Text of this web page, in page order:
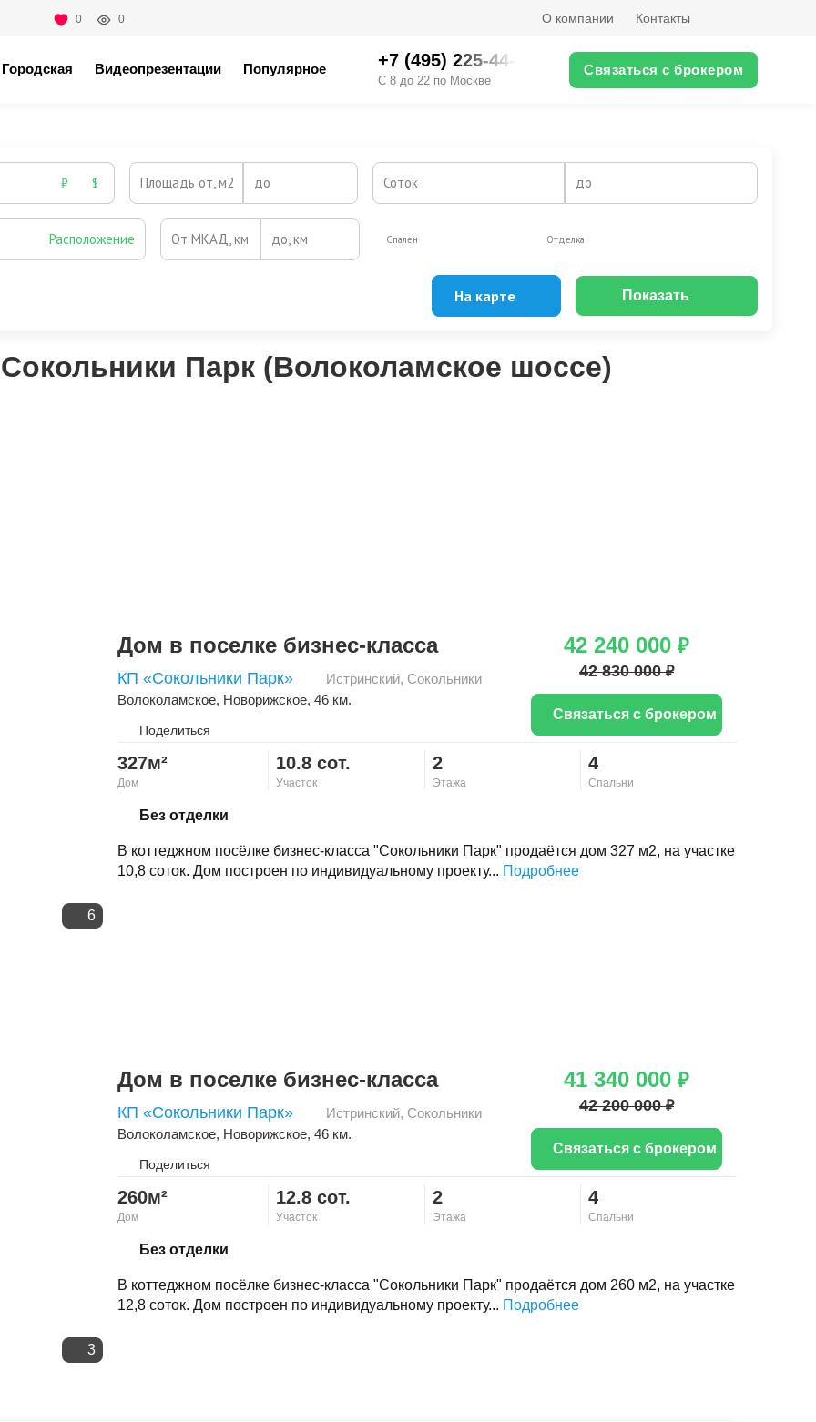
0 0 О компании Контакты
Городская Видеопрезентации Популярное +7 (495) 225-44-XX
С 8 до 22 по Москве
Связаться с брокером
₽ $ Площадь от, м2 до Соток до
Расположение От МКАД, км до, км Спален Отделка
На карте Показать
Парк (Волоколамское шоссе)
6
Дом в поселке бизнес-класса
КП «Сокольники Парк» Истринский, Сокольники
Волоколамское, Новорижское, 46 км.
Поделиться
327м²
Дом
10.8 сот.
Участок
2
Этажа
4
Спальни
Без отделки
В коттеджном посёлке бизнес-класса "Сокольники Парк" продаётся дом 327 м2, на участке
10,8 соток. Дом построен по индивидуальному проекту... Подробнее
42 240 000 ₽
42 830 000 ₽
Связаться с брокером
3
Дом в поселке бизнес-класса
КП «Сокольники Парк» Истринский, Сокольники
Волоколамское, Новорижское, 46 км.
Поделиться
260м²
Дом
12.8 сот.
Участок
2
Этажа
4
Спальни
Без отделки
В коттеджном посёлке бизнес-класса "Сокольники Парк" продаётся дом 260 м2, на участке
12,8 соток. Дом построен по индивидуальному проекту... Подробнее
41 340 000 ₽
42 200 000 ₽
Связаться с брокером